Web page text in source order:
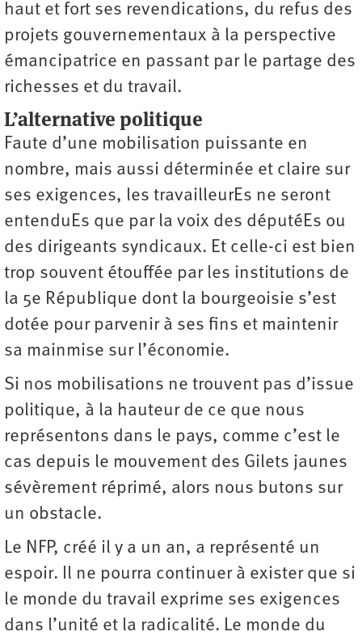
haut et fort ses revendications, du refus des
projets gouvernementaux à la perspective
émancipatrice en passant par le partage des
richesses et du travail.
L’alternative politique
Faute d’une mobilisation puissante en
nombre, mais aussi déterminée et claire sur
ses exigences, les travailleurEs ne seront
entenduEs que par la voix des députéEs ou
des dirigeants syndicaux. Et celle-ci est bien
trop souvent étouffée par les institutions de
la 5e République dont la bourgeoisie s’est
dotée pour parvenir à ses fins et maintenir
sa mainmise sur l’économie.
Si nos mobilisations ne trouvent pas d’issue
politique, à la hauteur de ce que nous
représentons dans le pays, comme c’est le
cas depuis le mouvement des Gilets jaunes
sévèrement réprimé, alors nous butons sur
un obstacle.
Le NFP, créé il y a un an, a représenté un
espoir. Il ne pourra continuer à exister que si
le monde du travail exprime ses exigences
dans l’unité et la radicalité. Le monde du